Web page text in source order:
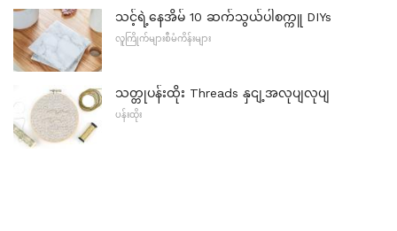
သင့်ရဲ့နေအိမ် 10 ဆက်သွယ်ပါစက္ကူ DIYs
လူကြိုက်များစီမံကိန်းများ
သတ္တုပန်းထိုး Threads နှငျ့အလုပျလုပျ
ပန်းထိုး